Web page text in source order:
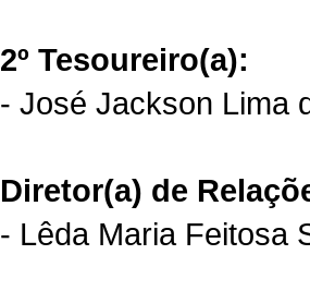
2º Tesoureiro(a):
- José Jackson Lima
Diretor(a) de
- Lêda Maria Feitosa